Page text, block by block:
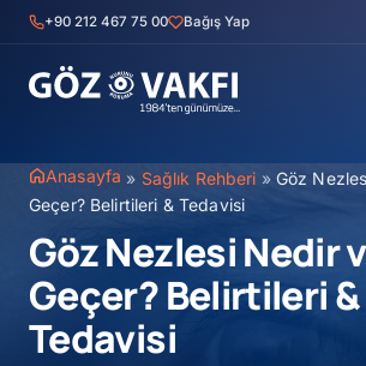
İçeriğe+90 212 467 75 00 Bağış Yap
Anasayfa » Sağlık Rehberi » Göz
Geçer? Belirtileri & Tedavisi
Göz Nezlesi Nedir
Geçer? Belirtileri &
Tedavisi